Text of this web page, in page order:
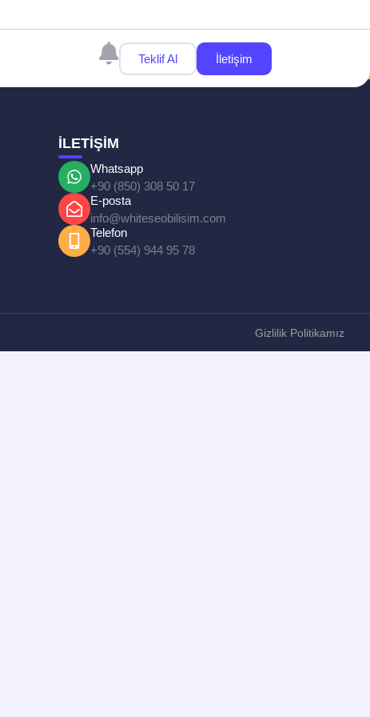
Teklif Al İletişim
İLETİŞİM
Whatsapp
+90 (850) 308 50 17
E-posta
info@whiteseobilisim.com
Telefon
+90 (554) 944 95 78
Gizlilik Politikamız